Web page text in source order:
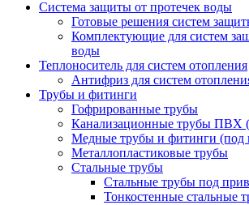
Система защиты от протечек воды
Готовые решения систем
Комплектующие для систем
воды
Теплоноситель для систем отопления
Антифриз для систем
Трубы и фитинги
Гофрированные трубы
Канализационные трубы ПВХ
Медные трубы и фитинги (под
Металлопластиковые трубы
Стальные трубы
Стальные трубы под
Тонкостенные стальные